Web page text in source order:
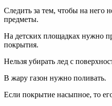
Следить за тем, чтобы на него
предметы.
На детских площадках нужно
покрытия.
Нельзя убирать лед с
В жару газон нужно поливать.
Если покрытие насыпное, то